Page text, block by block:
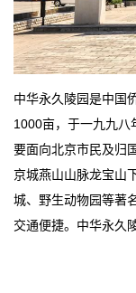
中华永久陵园是中国
1000亩，于一九九八
要面向北京市民及归
京城燕山山脉龙宝山
城、野生动物园等著
交通便捷。中华永久
地。在总体设计上完